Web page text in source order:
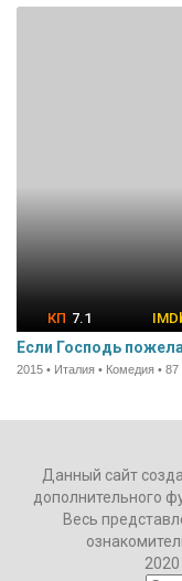
7.1
Если Господь
2015 • Италия • Комедия • 87
Данный сайт
дополнительного
Весь